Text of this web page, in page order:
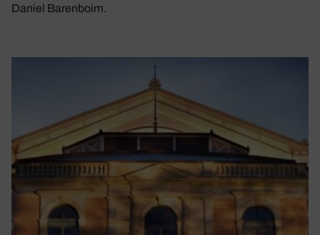
Daniel Barenboim.